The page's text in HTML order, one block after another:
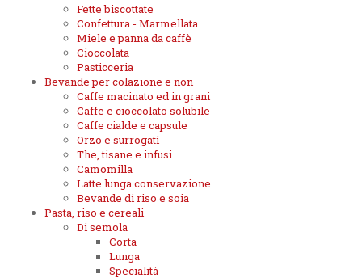
Fette biscottate
Confettura - Marmellata
Miele e panna da caffè
Cioccolata
Pasticceria
Bevande per colazione e non
Caffe macinato ed in grani
Caffe e cioccolato solubile
Caffe cialde e capsule
Orzo e surrogati
The, tisane e infusi
Camomilla
Latte lunga conservazione
Bevande di riso e soia
Pasta, riso e cereali
Di semola
Corta
Lunga
Specialità